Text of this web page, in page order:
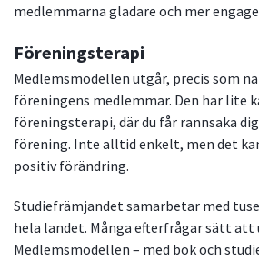
medlemmarna gladare och mer
Föreningsterapi
Medlemsmodellen utgår, precis som
föreningens medlemmar. Den har lite
föreningsterapi, där du får rannsaka
förening. Inte alltid enkelt, men det
positiv förändring.
Studiefrämjandet samarbetar med
hela landet. Många efterfrågar sätt att
Medlemsmodellen – med bok och